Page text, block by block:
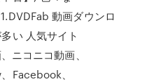
動画ダウンロ
い 人気サイト
ニコニコ動画、
Facebook、